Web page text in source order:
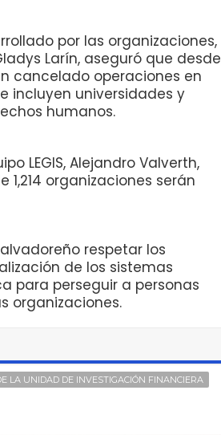
por las organizaciones,
Larín, aseguró que desde
cancelado operaciones en
incluyen universidades y
humanos.
LEGIS, Alejandro Valverth,
organizaciones serán
respetar los
de los sistemas
para perseguir a personas
organizaciones.
LA UNIDAD DE INVESTIGACIÓN FINANCIERA